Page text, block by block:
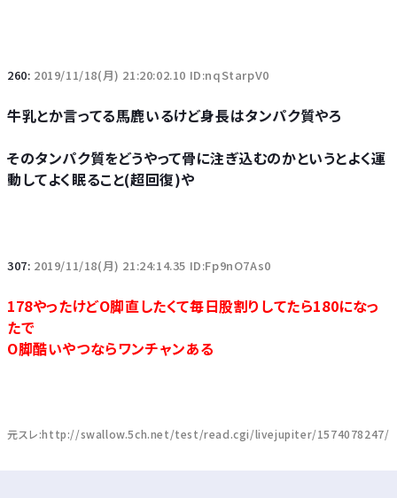
260: 2019/11/18(月) 21:20:02.10 ID:nqStarpV0
牛乳とか言ってる馬鹿いるけど身長はタンパク質やろ
そのタンパク質をどうやって骨に注ぎ込むのかというとよく運
動してよく眠ること(超回復)や
307: 2019/11/18(月) 21:24:14.35 ID:Fp9nO7As0
178やったけどO脚直したくて毎日股割りしてたら180になっ
たで
O脚酷いやつならワンチャンある
元スレ:http://swallow.5ch.net/test/read.cgi/livejupiter/1574078247/